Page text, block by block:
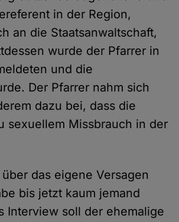
in der Region,
an die Staatsanwaltschaft,
wurde der Pfarrer in
und die
Der Pfarrer nahm sich
dazu bei, dass die
sexuellem Missbrauch in der
über das eigene Versagen
bis jetzt kaum jemand
Interview soll der ehemalige